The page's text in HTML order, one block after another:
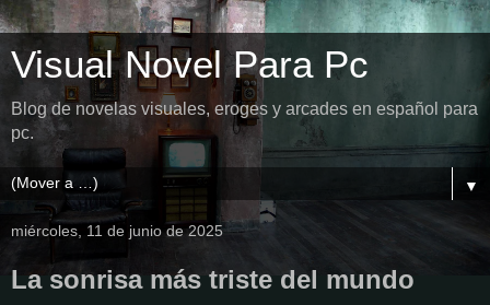
Visual Novel Para Pc
Blog de novelas visuales, eroges y arcades en español para
pc.
▼
miércoles, 11 de junio de 2025
La sonrisa más triste del mundo